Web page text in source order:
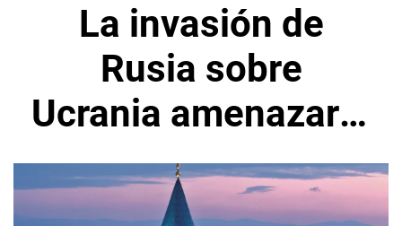
La invasión de
Rusia sobre
Ucrania amenazaría
a la economía de
Turquía